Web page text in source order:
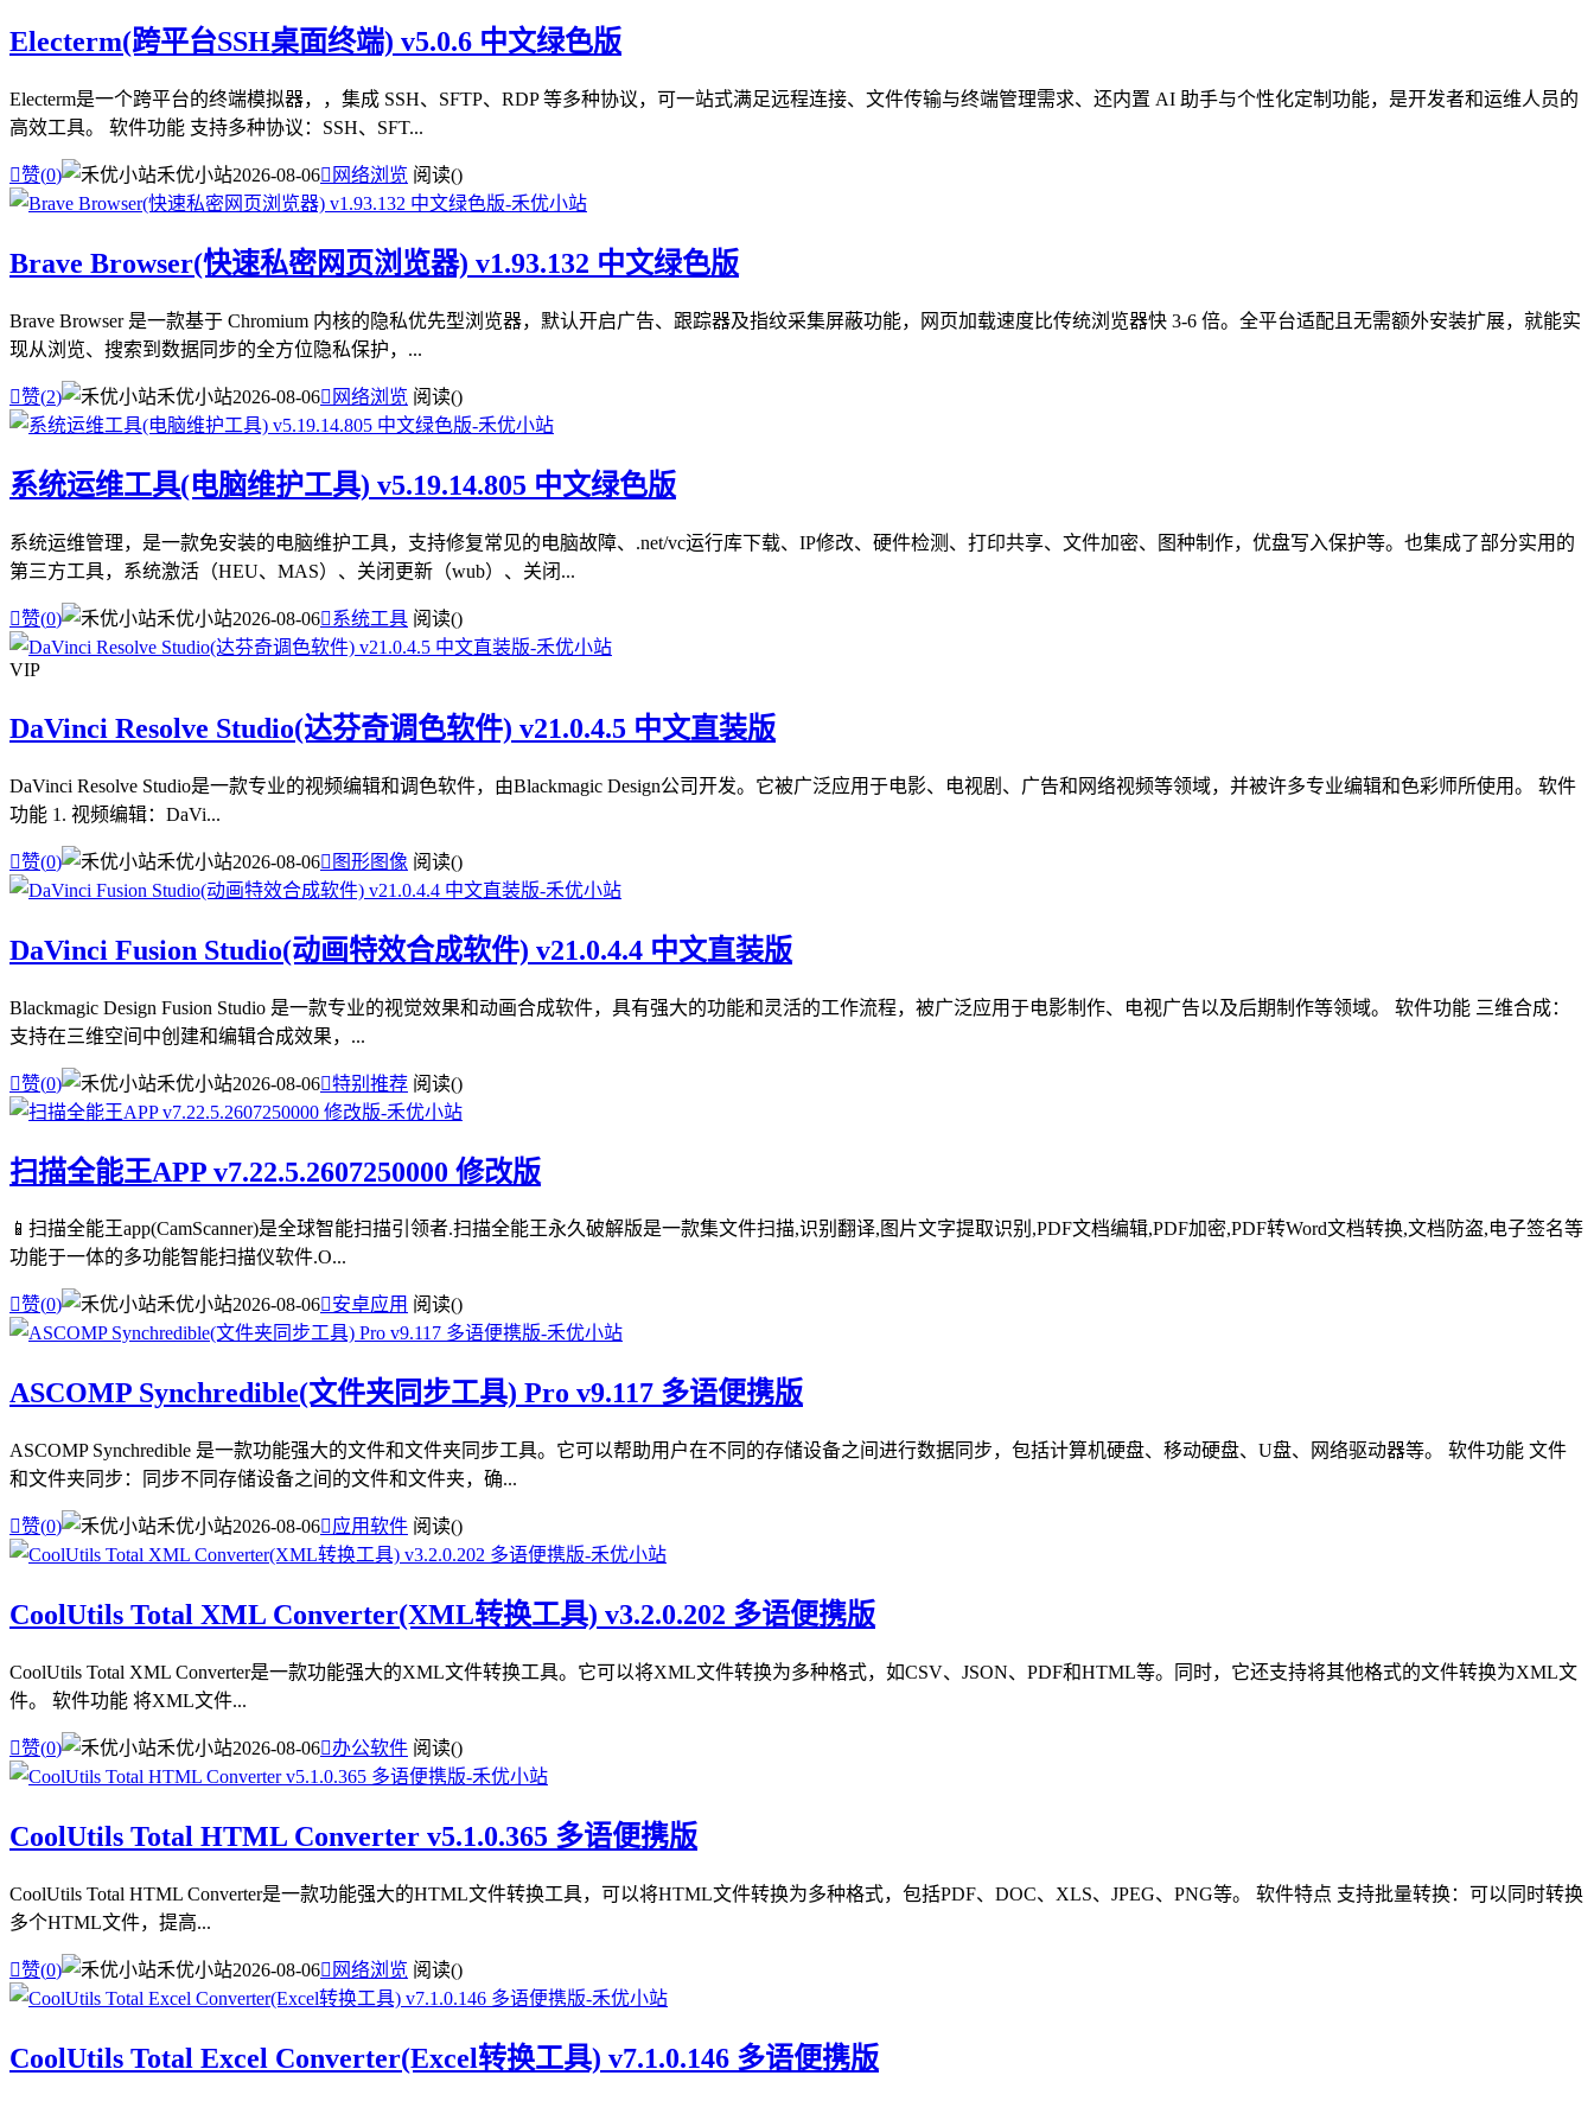
Electerm(跨平台SSH桌面终端) v5.0.6 中文绿色版
Electerm是一个跨平台的终端模拟器，，集成 SSH、SFTP、RDP 等多种协议，可一站式满足远程连接、文件传输与终端管理需求、还内置 AI 助手与个性化定制功能，是开发者和运维人员的
高效工具。 软件功能 支持多种协议：SSH、SFT...
赞(0) 禾优小站2026-08-06 网络浏览 阅读()
Brave Browser(快速私密网页浏览器) v1.93.132 中文绿色版
Brave Browser 是一款基于 Chromium 内核的隐私优先型浏览器，默认开启广告、跟踪器及指纹采集屏蔽功能，网页加载速度比传统浏览器快 3-6 倍。全平台适配且无需额外安装扩展，就能实
现从浏览、搜索到数据同步的全方位隐私保护，...
赞(2) 禾优小站2026-08-06 网络浏览 阅读()
系统运维工具(电脑维护工具) v5.19.14.805 中文绿色版
系统运维管理，是一款免安装的电脑维护工具，支持修复常见的电脑故障、.net/vc运行库下载、IP修改、硬件检测、打印共享、文件加密、图种制作，优盘写入保护等。也集成了部分实用的
第三方工具，系统激活（HEU、MAS）、关闭更新（wub）、关闭...
赞(0) 禾优小站2026-08-06系统工具 阅读()
VIP
DaVinci Resolve Studio(达芬奇调色软件) v21.0.4.5 中文直装版
DaVinci Resolve Studio是一款专业的视频编辑和调色软件，由Blackmagic Design公司开发。它被广泛应用于电影、电视剧、广告和网络视频等领域，并被许多专业编辑和色彩师所使用。 软件
功能 1. 视频编辑：DaVi...
赞(0) 禾优小站2026-08-06 图形图像 阅读()
DaVinci Fusion Studio(动画特效合成软件) v21.0.4.4 中文直装版
Blackmagic Design Fusion Studio 是一款专业的视觉效果和动画合成软件，具有强大的功能和灵活的工作流程，被广泛应用于电影制作、电视广告以及后期制作等领域。 软件功能 三维合成：
支持在三维空间中创建和编辑合成效果，...
赞(0) 禾优小站2026-08-06特别推荐 阅读()
扫描全能王APP v7.22.5.2607250000 修改版
📱扫描全能王app(CamScanner)是全球智能扫描引领者.扫描全能王永久破解版是一款集文件扫描,识别翻译,图片文字提取识别,PDF文档编辑,PDF加密,PDF转Word文档转换,文档防盗,电子签名等
功能于一体的多功能智能扫描仪软件.O...
赞(0) 禾优小站2026-08-06安卓应用 阅读()
ASCOMP Synchredible(文件夹同步工具) Pro v9.117 多语便携版
ASCOMP Synchredible 是一款功能强大的文件和文件夹同步工具。它可以帮助用户在不同的存储设备之间进行数据同步，包括计算机硬盘、移动硬盘、U盘、网络驱动器等。 软件功能 文件
和文件夹同步：同步不同存储设备之间的文件和文件夹，确...
赞(0) 禾优小站2026-08-06应用软件 阅读()
CoolUtils Total XML Converter(XML转换工具) v3.2.0.202 多语便携版
CoolUtils Total XML Converter是一款功能强大的XML文件转换工具。它可以将XML文件转换为多种格式，如CSV、JSON、PDF和HTML等。同时，它还支持将其他格式的文件转换为XML文
件。 软件功能 将XML文件...
赞(0) 禾优小站2026-08-06办公软件 阅读()
CoolUtils Total HTML Converter v5.1.0.365 多语便携版
CoolUtils Total HTML Converter是一款功能强大的HTML文件转换工具，可以将HTML文件转换为多种格式，包括PDF、DOC、XLS、JPEG、PNG等。 软件特点 支持批量转换：可以同时转换
多个HTML文件，提高...
赞(0) 禾优小站2026-08-06 网络浏览 阅读()
CoolUtils Total Excel Converter(Excel转换工具) v7.1.0.146 多语便携版